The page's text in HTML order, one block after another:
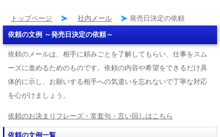
トップページ 社内メール 発売日決定の依頼
依頼の文例 ～発売日決定の依頼～
依頼のメールは、相手に頼みごとを了解してもらい、仕事をスム
ーズに進めるためのものです。依頼の内容や希望をできるだけ具
体的に示し、お願いする相手への気遣いを忘れないで丁寧な対応
を心がけましょう。
依頼のお決まりフレーズ・常套句・言い回しはこちら
依頼の文例一覧